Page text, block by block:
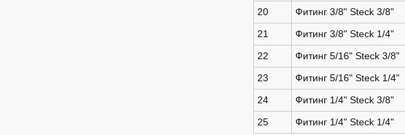
20
Фитинг 3/8" Steck 3/8"
21
Фитинг 3/8" Steck 1/4"
22
Фитинг 5/16" Steck 3/8"
23
Фитинг 5/16" Steck 1/4"
24
Фитинг 1/4" Steck 3/8"
25
Фитинг 1/4" Steck 1/4"